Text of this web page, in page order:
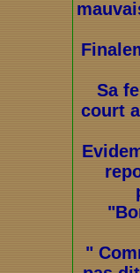
Sa
court
"